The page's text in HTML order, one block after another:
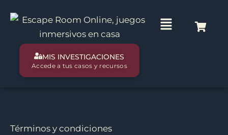
contenido
Main
MIS INVESTIGACIONES
Accede a tus casos y recursos
Términos y condiciones